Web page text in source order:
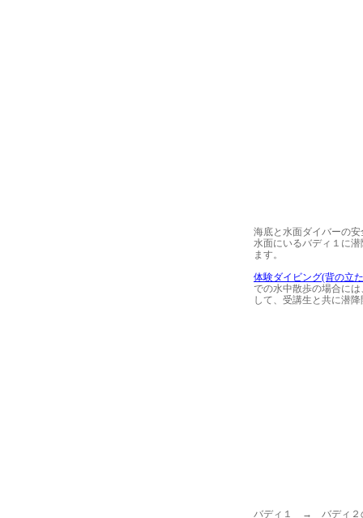
海底と水面ダイバーの
水面にいるバディ１に
ます。
体験ダイビング(背の立
での水中散歩の場合に
して、受講生と共に潜
バディ１ → バディ２